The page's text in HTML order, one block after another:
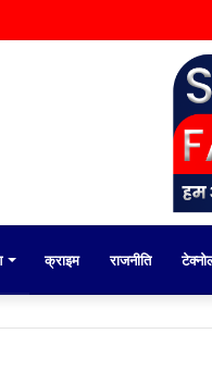
क्राइम राजनीति